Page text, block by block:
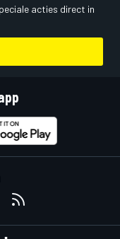
acties direct in